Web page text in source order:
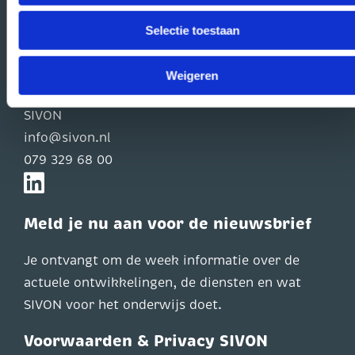
Selectie toestaan
Weigeren
SIVON
info@sivon.nl
079 329 68 00
Meld je nu aan voor de nieuwsbrief
Je ontvangt om de week informatie over de
actuele ontwikkelingen, de diensten en wat
SIVON voor het onderwijs doet.
Voorwaarden & Privacy SIVON